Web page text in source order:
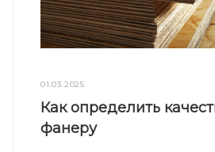
01.03.2025
Как определить
фанеру